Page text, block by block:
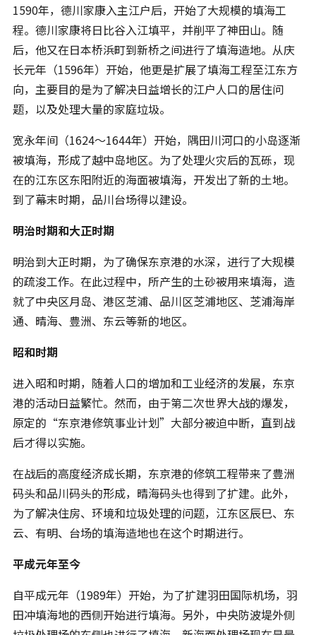
1590年，德川家康入主江户后，开始了大规模的填海工
程。德川家康将日比谷入江填平，并削平了神田山。随
后，他又在日本桥浜町到新桥之间进行了填海造地。从庆
长元年（1596年）开始，他更是扩展了填海工程至江东方
向，主要目的是为了解决日益增长的江户人口的居住问
题，以及处理大量的家庭垃圾。
宽永年间（1624～1644年）开始，隅田川河口的小岛逐渐
被填海，形成了越中岛地区。为了处理火灾后的瓦砾，现
在的江东区东阳附近的海面被填海，开发出了新的土地。
到了幕末时期，品川台场得以建设。
明治时期和大正时期
明治到大正时期，为了确保东京港的水深，进行了大规模
的疏浚工作。在此过程中，所产生的土砂被用来填海，造
就了中央区月岛、港区芝浦、品川区芝浦地区、芝浦海岸
通、晴海、豊洲、东云等新的地区。
昭和时期
进入昭和时期，随着人口的增加和工业经济的发展，东京
港的活动日益繁忙。然而，由于第二次世界大战的爆发，
原定的“东京港修筑事业计划”大部分被迫中断，直到战
后才得以实施。
在战后的高度经济成长期，东京港的修筑工程带来了豊洲
码头和品川码头的形成，晴海码头也得到了扩建。此外，
为了解决住房、环境和垃圾处理的问题，江东区辰巳、东
云、有明、台场的填海造地也在这个时期进行。
平成元年至今
自平成元年（1989年）开始，为了扩建羽田国际机场，羽
田冲填海地的西侧开始进行填海。另外，中央防波堤外侧